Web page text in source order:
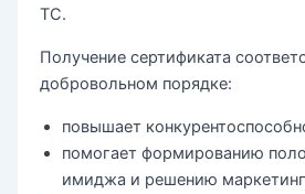
ТС.
Получение сертификата
добровольном порядке:
повышает
помогает формированию
имиджа и решению